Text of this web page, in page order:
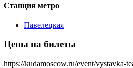
Станция метро
Павелецкая
Цены на билеты
https://kudamoscow.ru/event/vystavka-